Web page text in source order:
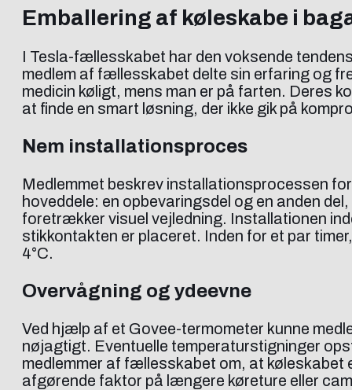
Emballering af køleskabe i
I Tesla-fællesskabet har den voksende
medlem af fællesskabet delte sin erfaring og
medicin køligt, mens man er på farten. Deres
at finde en smart løsning, der ikke gik på
Nem installationsproces
Medlemmet beskrev installationsprocessen
hoveddele: en opbevaringsdel og en anden
foretrækker visuel vejledning. Installationen
stikkontakten er placeret. Inden for et par
4°C.
Overvågning og ydeevne
Ved hjælp af et Govee-termometer kunne
nøjagtigt. Eventuelle temperaturstigninger
medlemmer af fællesskabet om, at
afgørende faktor på længere køreture eller